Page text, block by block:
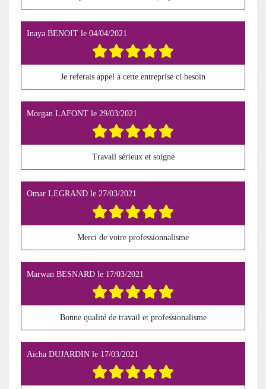
Inaya BENOIT le 04/04/2021
Je referais appel à cette entreprise ci besoin
Morgan LAFONT le 29/03/2021
Travail sérieux et soigné
Omar LEGRAND le 27/03/2021
Merci de votre professionnalisme
Marwan BESNARD le 17/03/2021
Bonne qualité de travail et professionalisme
Aïcha DUJARDIN le 17/03/2021